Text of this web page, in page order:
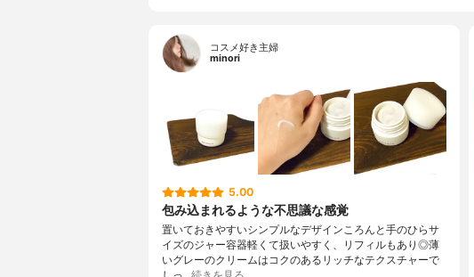
コスメ好き主婦
minori
5.00
包み込まれるような不思議な感覚
置いておきやすいシンプルなデザインころんと手のひらサ
イズのジャー容器軽くて扱いやすく、リフィルもあり◎薄
いグレーのクリームはコクのあるリッチなテクスチャーで